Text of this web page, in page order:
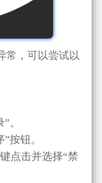
常，可以尝试以
。
按钮。
点击并选择“禁